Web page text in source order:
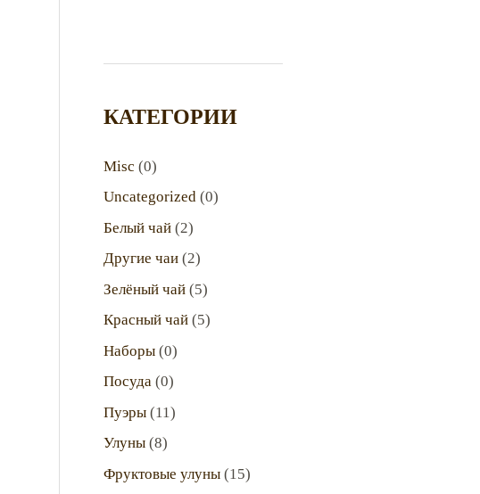
КАТЕГОРИИ
Misc (0)
Uncategorized (0)
Белый чай (2)
Другие чаи (2)
Зелёный чай (5)
Красный чай (5)
Наборы (0)
Посуда (0)
Пуэры (11)
Улуны (8)
Фруктовые улуны (15)